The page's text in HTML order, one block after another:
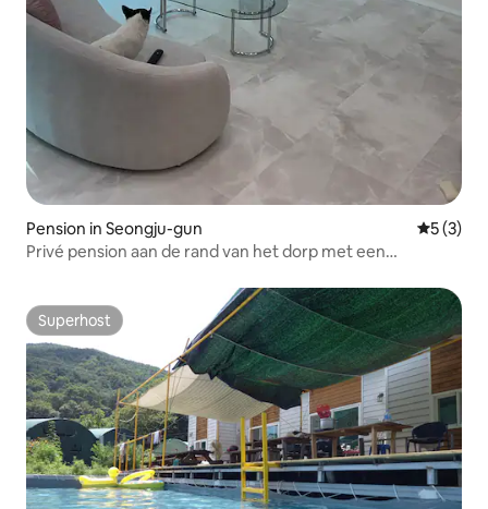
Pension in Seongju-gun
5 (3)
Privé pension aan de rand van het dorp met een
Superhost
Superhost